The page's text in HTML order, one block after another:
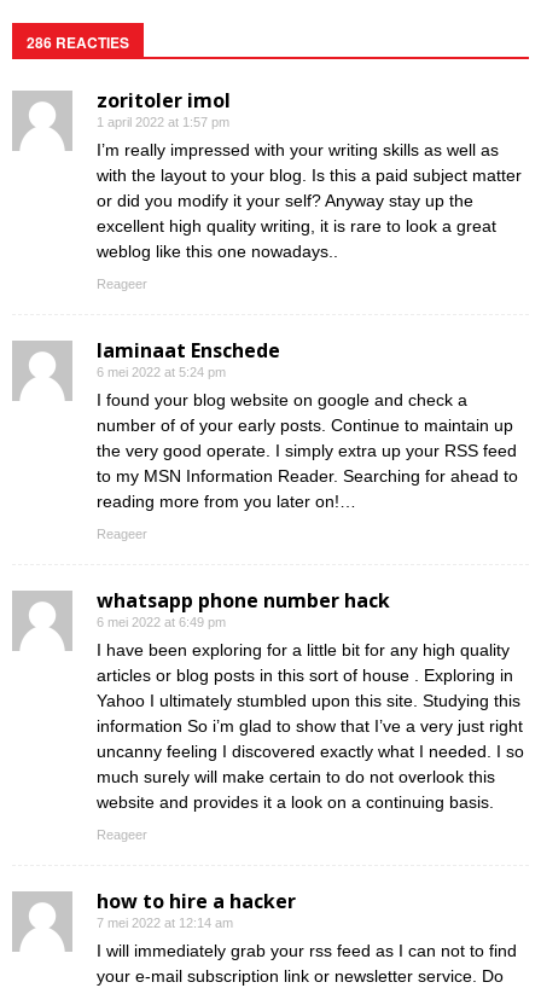
286 REACTIES
zoritoler imol
1 april 2022 at 1:57 pm
I’m really impressed with your writing skills as well as
with the layout to your blog. Is this a paid subject matter
or did you modify it your self? Anyway stay up the
excellent high quality writing, it is rare to look a great
weblog like this one nowadays..
Reageer
laminaat Enschede
6 mei 2022 at 5:24 pm
I found your blog website on google and check a
number of of your early posts. Continue to maintain up
the very good operate. I simply extra up your RSS feed
to my MSN Information Reader. Searching for ahead to
reading more from you later on!…
Reageer
whatsapp phone number hack
6 mei 2022 at 6:49 pm
I have been exploring for a little bit for any high quality
articles or blog posts in this sort of house . Exploring in
Yahoo I ultimately stumbled upon this site. Studying this
information So i’m glad to show that I’ve a very just right
uncanny feeling I discovered exactly what I needed. I so
much surely will make certain to do not overlook this
website and provides it a look on a continuing basis.
Reageer
how to hire a hacker
7 mei 2022 at 12:14 am
I will immediately grab your rss feed as I can not to find
your e-mail subscription link or newsletter service. Do